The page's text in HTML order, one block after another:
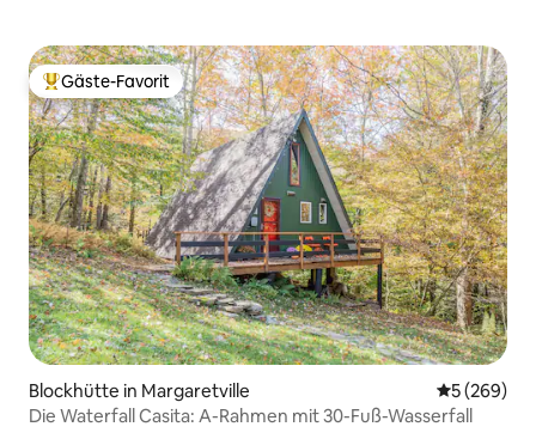
Beliebter Gäste-Favorit.
Gäste-Favorit
Blockhütte in Margaretville
5 (269)
Die Waterfall Casita: A-Rahmen mit 30-Fuß-Wasserfall